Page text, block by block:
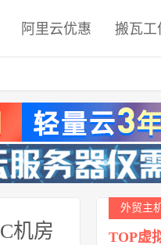
阿里云优惠 搬瓦工
机房
外贸主
TOP虚